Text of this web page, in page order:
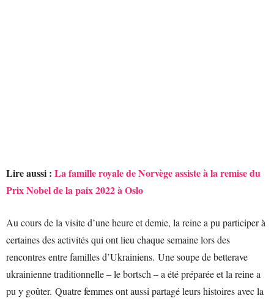
Lire aussi : La famille royale de Norvège assiste à la remise du
Prix Nobel de la paix 2022 à Oslo
Au cours de la visite d’une heure et demie, la reine a pu participer à
certaines des activités qui ont lieu chaque semaine lors des
rencontres entre familles d’Ukrainiens. Une soupe de betterave
ukrainienne traditionnelle – le bortsch – a été préparée et la reine a
pu y goûter. Quatre femmes ont aussi partagé leurs histoires avec la